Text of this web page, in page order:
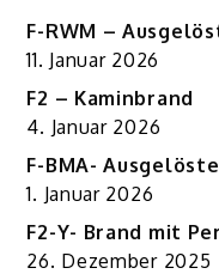
F-RWM –
11. Januar 2026
F2 – Kaminbrand
4. Januar 2026
F-BMA-
1. Januar 2026
F2-Y- Brand mit
26. Dezember 2025